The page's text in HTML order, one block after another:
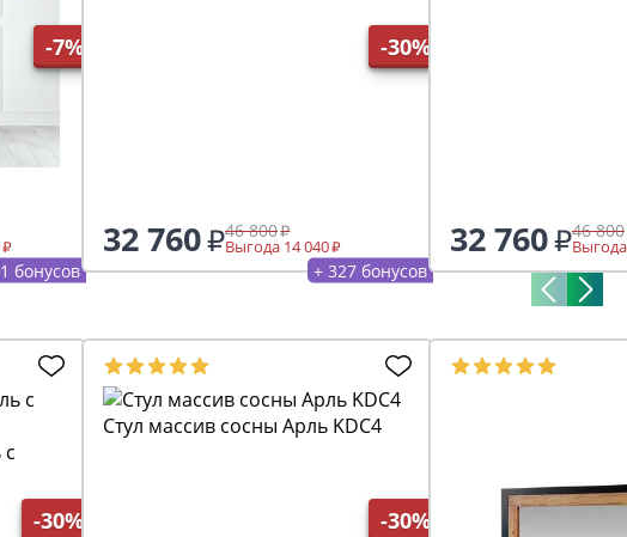
-7%
бонусов
-30%
32 760 46 800
Выгода 14 040
+ 327 бонусов
32 760 46 800
-30% -30%
Стул массив сосны Арль KDC4